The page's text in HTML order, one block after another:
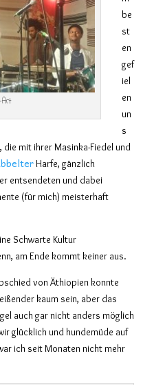
be
st
en
gef
iel
en
un
s
die mit ihrer Masinka-Fiedel und
Harfe, gänzlich
entsendeten und dabei
(für mich) meisterhaft
Schwarte Kultur
am Ende kommt keiner aus.
von Äthiopien konnte
kaum sein, aber das
auch gar nicht anders möglich
glücklich und hundemüde auf
ich seit Monaten nicht mehr